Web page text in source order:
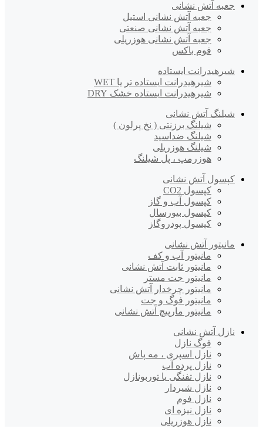
جعبه آتش نشانی
جعبه آتش نشانی استیل
جعبه آتش نشانی صنعتی
جعبه آتش نشانی هوزریلی
فوم باکس
شیرهیدرانت ایستاده
شیرهیدرانت ایستاده تر یا WET
شیرهیدرانت ایستاده خشک DRY
شیلنگ آتش نشانی
شیلنگ برزنتی ( نخ پرلون )
شیلنگ ضداسید
شیلنگ هوزریلی
هوزرمپ ، پل شیلنگ
کپسول آتش نشانی
کپسول CO2
کپسول آب و گاز
کپسول بیورسال
کپسول پودروگاز
مانیتور آتش نشانی
مانیتور آب و کف
مانیتور ثابت آتش نشانی
مانیتور جت مستر
مانیتور چرخدار آتش نشانی
مانیتور فوگ و جت
مانیتور مارپیچ آتش نشانی
نازل آتش نشانی
فوگ نازل
نازل اسپری ، مه پاش
نازل پرده آب
نازل تفنگی یا توربونازل
نازل شیردار
نازل فوم
نازل نیزه ای
نازل هوزریلی